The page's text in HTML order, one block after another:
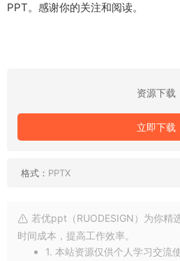
PPT。感谢你的关注和阅读。
资源下载
立即下载
格式： PPTX
若优ppt（RUODESIGN）为你精
时间成本，提高工作效率。
1. 本站资源仅供个人学习交流